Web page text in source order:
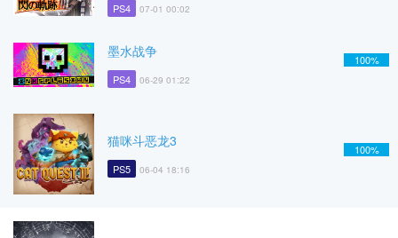
PS4 07-01 00:02
墨水战争
PS4 06-29 01:22
100%
猫咪斗恶龙3
PS5 06-04 18:16
100%